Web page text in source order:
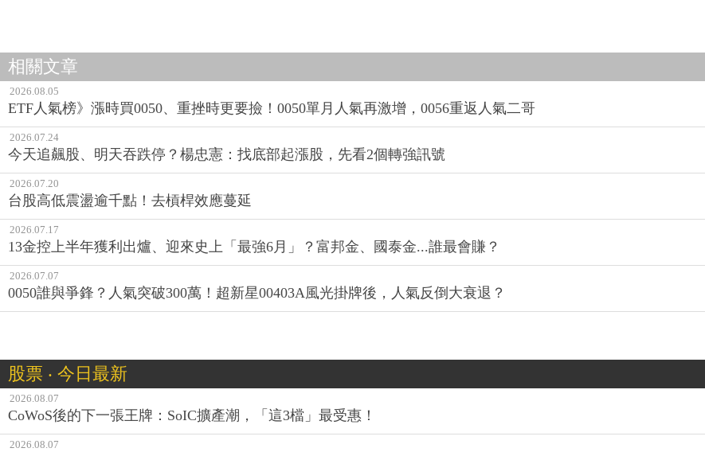
相關文章
2026.08.05
ETF人氣榜》漲時買0050、重挫時更要撿！0050單月人氣再激增，0056重返人氣二哥
2026.07.24
今天追飆股、明天吞跌停？楊忠憲：找底部起漲股，先看2個轉強訊號
2026.07.20
台股高低震盪逾千點！去槓桿效應蔓延
2026.07.17
13金控上半年獲利出爐、迎來史上「最強6月」？富邦金、國泰金...誰最會賺？
2026.07.07
0050誰與爭鋒？人氣突破300萬！超新星00403A風光掛牌後，人氣反倒大衰退？
股票 ‧ 今日最新
2026.08.07
CoWoS後的下一張王牌：SoIC擴產潮，「這3檔」最受惠！
2026.08.07